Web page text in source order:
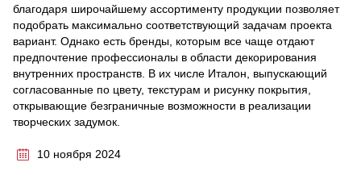
благодаря широчайшему ассортименту продукции позволяет
подобрать максимально соответствующий задачам проекта
вариант. Однако есть бренды, которым все чаще отдают
предпочтение профессионалы в области декорирования
внутренних пространств. В их числе Италон, выпускающий
согласованные по цвету, текстурам и рисунку покрытия,
открывающие безграничные возможности в реализации
творческих задумок.
10 ноября 2024